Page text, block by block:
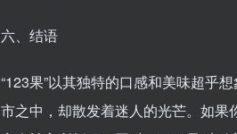
六、结语
“123果”以其独特的口感和美味超乎
市之中，却散发着迷人的光芒。如果